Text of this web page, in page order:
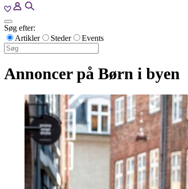
Søg efter:
Artikler
Steder Events
Annoncer på Børn i byen